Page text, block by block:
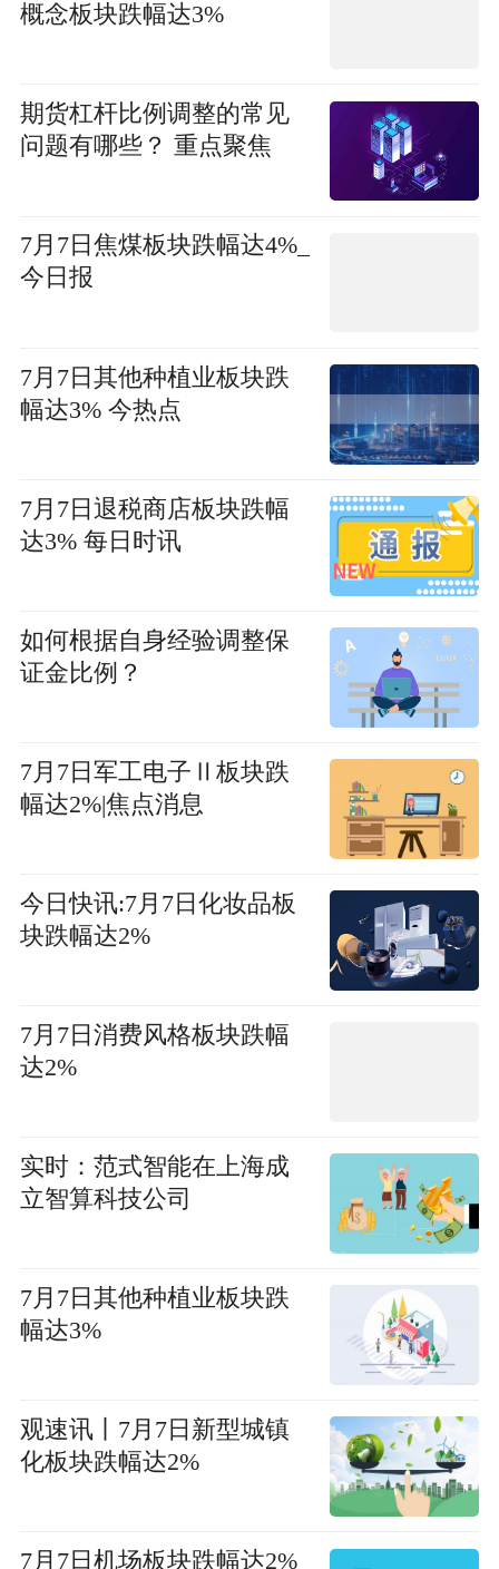
概念板块跌幅达3%
期货杠杆比例调整的常见
问题有哪些？ 重点聚焦
7月7日焦煤板块跌幅达4%_
今日报
7月7日其他种植业板块跌
幅达3% 今热点
7月7日退税商店板块跌幅
达3% 每日时讯
如何根据自身经验调整保
证金比例？
7月7日军工电子Ⅱ板块跌
幅达2%|焦点消息
今日快讯:7月7日化妆品板
块跌幅达2%
7月7日消费风格板块跌幅
达2%
实时：范式智能在上海成
立智算科技公司
7月7日其他种植业板块跌
幅达3%
观速讯丨7月7日新型城镇
化板块跌幅达2%
7月7日机场板块跌幅达2%